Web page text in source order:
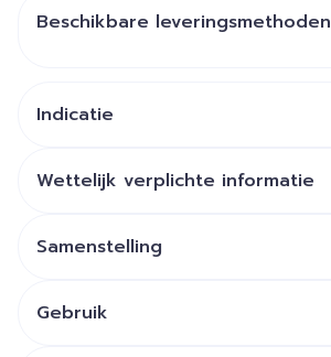
Beschikbare leveringsmethoden
Indicatie
Wettelijk verplichte informatie
Samenstelling
Gebruik